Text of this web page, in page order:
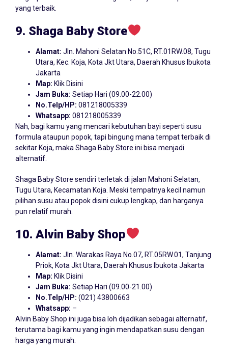
yang terbaik.
9. Shaga BabyStore
Alamat: Jln. Mahoni Selatan No.51C, RT.01RW.08, Tugu
Utara, Kec. Koja, Kota Jkt Utara, Daerah Khusus Ibukota
Jakarta
Map: Klik Disini
Jam Buka: Setiap Hari (09.00-22.00)
No.Telp/HP: 081218005339
Whatsapp: 081218005339
Nah, bagi kamu yang mencari kebutuhan bayi seperti susu
formula ataupun popok, tapi bingung mana tempat terbaik di
sekitar Koja, maka Shaga Baby Store ini bisa menjadi
alternatif.
Shaga Baby Store sendiri terletak di jalan Mahoni Selatan,
Tugu Utara, Kecamatan Koja. Meski tempatnya kecil namun
pilihan susu atau popok disini cukup lengkap, dan harganya
pun relatif murah.
10. Alvin BabyShop
Alamat: Jln. Warakas Raya No.07, RT.05RW.01, Tanjung
Priok, Kota Jkt Utara, Daerah Khusus Ibukota Jakarta
Map: Klik Disini
Jam Buka: Setiap Hari (09.00-21.00)
No.Telp/HP: (021) 43800663
Whatsapp: –
Alvin Baby Shop ini juga bisa loh dijadikan sebagai alternatif,
terutama bagi kamu yang ingin mendapatkan susu dengan
harga yang murah.